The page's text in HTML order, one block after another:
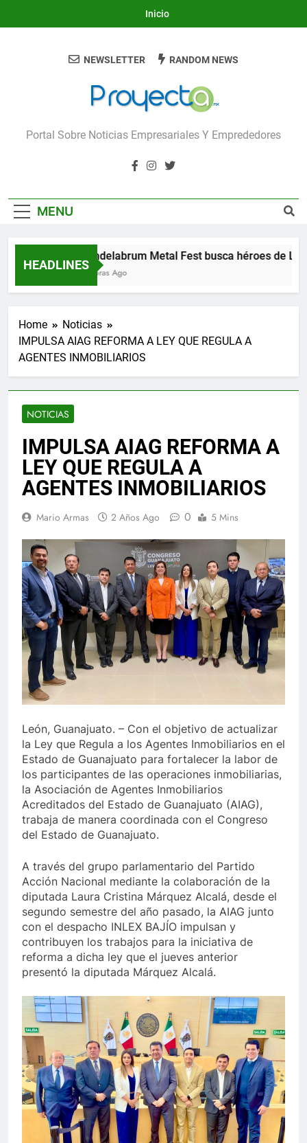
Inicio
Proyecta
Portal Sobre Noticias Empresariales Y Emprededores
NEWSLETTER RANDOM NEWS
MENU
HEADLINES
Candelabrum Metal Fest busca héroes de León
5 Horas Ago
Home
Noticias
IMPULSA AIAG REFORMA A LEY QUE REGULA A
AGENTES INMOBILIARIOS
NOTICIAS
IMPULSA AIAG REFORMA A
LEY QUE REGULA A
AGENTES INMOBILIARIOS
Mario Armas 2 Años Ago 0 5 Mins
León, Guanajuato. – Con el objetivo de actualizar
la Ley que Regula a los Agentes Inmobiliarios en el
Estado de Guanajuato para fortalecer la labor de
los participantes de las operaciones inmobiliarias,
la Asociación de Agentes Inmobiliarios
Acreditados del Estado de Guanajuato (AIAG),
trabaja de manera coordinada con el Congreso
del Estado de Guanajuato.
A través del grupo parlamentario del Partido
Acción Nacional mediante la colaboración de la
diputada Laura Cristina Márquez Alcalá, desde el
segundo semestre del año pasado, la AIAG junto
con el despacho INLEX BAJÍO impulsan y
contribuyen los trabajos para la iniciativa de
reforma a dicha ley que el jueves anterior
presentó la diputada Márquez Alcalá.